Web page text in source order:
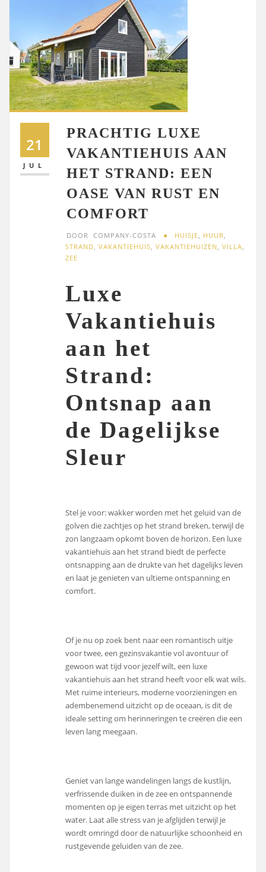
21
JUL
PRACHTIG LUXE
VAKANTIEHUIS AAN
HET STRAND: EEN
OASE VAN RUST EN
COMFORT
DOOR COMPANY-COSTA HUISJE, HUUR,
STRAND,VAKANTIEHUIS,VAKANTIEHUIZEN,VILLA,
ZEE
Luxe
Vakantiehuis
aan het
Strand:
Ontsnap aan
de Dagelijkse
Sleur
Stel je voor: wakker worden met het geluid van de
golven die zachtjes op het strand breken, terwijl de
zon langzaam opkomt boven de horizon. Een luxe
vakantiehuis aan het strand biedt de perfecte
ontsnapping aan de drukte van het dagelijks leven
en laat je genieten van ultieme ontspanning en
comfort.
Of je nu op zoek bent naar een romantisch uitje
voor twee, een gezinsvakantie vol avontuur of
gewoon wat tijd voor jezelf wilt, een luxe
vakantiehuis aan het strand heeft voor elk wat wils.
Met ruime interieurs, moderne voorzieningen en
adembenemend uitzicht op de oceaan, is dit de
ideale setting om herinneringen te creëren die een
leven lang meegaan.
Geniet van lange wandelingen langs de kustlijn,
verfrissende duiken in de zee en ontspannende
momenten op je eigen terras met uitzicht op het
water. Laat alle stress van je afglijden terwijl je
wordt omringd door de natuurlijke schoonheid en
rustgevende geluiden van de zee.